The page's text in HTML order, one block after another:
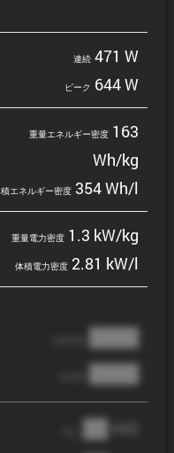
連続 471 W
ピーク 644 W
重量エネルギー密度 163
Wh/kg
エネルギー密度 354 Wh/l
重量電力密度 1.3 kW/kg
体積電力密度 2.81 kW/l
████
████
██ mΩ